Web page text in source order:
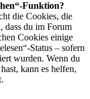
Funktion?
die Cookies, die
dass du im Forum
Cookies einige
Status – sofern
wurden. Wenn du
kann es helfen,